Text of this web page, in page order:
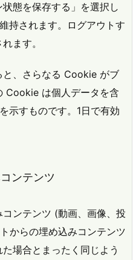
態を保存する」を選択し
持されます。ログアウトす
ます。
と、さらなる Cookie がブ
Cookie は個人データを含
示すものです。1日で有効
ンテンツ
ンテンツ (動画、画像、投
からの埋め込みコンテンツ
場合とまったく同じよう